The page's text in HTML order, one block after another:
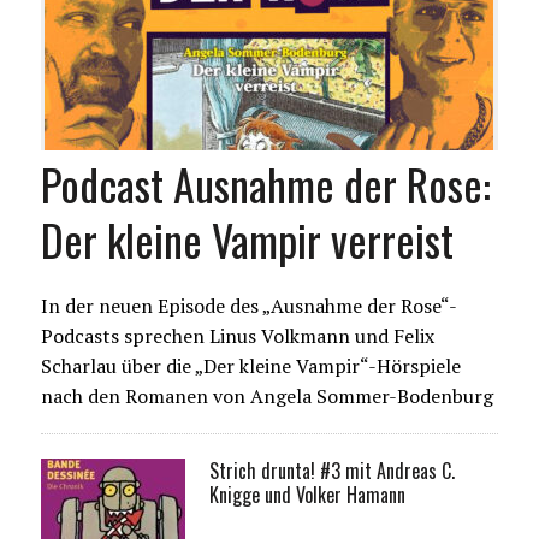
Podcast Ausnahme der Rose:
Der kleine Vampir verreist
In der neuen Episode des „Ausnahme der Rose“-
Podcasts sprechen Linus Volkmann und Felix
Scharlau über die „Der kleine Vampir“-Hörspiele
nach den Romanen von Angela Sommer-Bodenburg
Strich drunta! #3 mit Andreas C.
Knigge und Volker Hamann